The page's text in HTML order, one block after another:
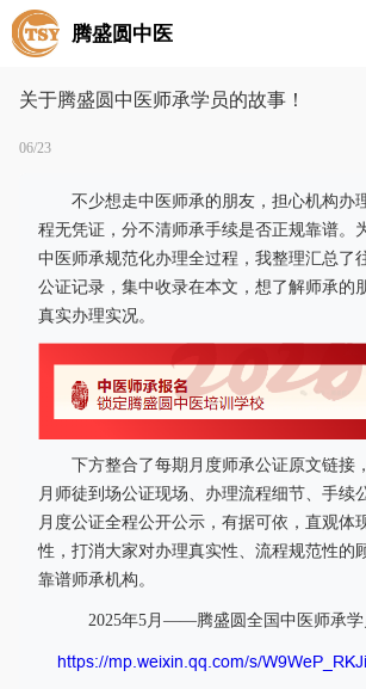
腾盛圆中医
关于腾盛圆中医师承学员的故事！
06/23
不少想走中医师承的朋友，担心机构办
程无凭证，分不清师承手续是否正规靠谱。
中医师承规范化办理全过程，我整理汇总了
公证记录，集中收录在本文，想了解师承的
真实办理实况。
下方整合了每期月度师承公证原文链接
月师徒到场公证现场、办理流程细节、手续
月度公证全程公开公示，有据可依，直观体
性，打消大家对办理真实性、流程规范性的
靠谱师承机构。
2025年5月——腾盛圆全国中医师承学
https://mp.weixin.qq.com/s/